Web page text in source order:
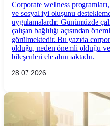
Corporate wellness
ve sosyal iyi oluşunu
uygulamalardır. Günümüzde
çalışan bağlılığı açısından
görülmektedir. Bu yazıda
olduğu, neden önemli olduğu ve
bileşenleri ele alınmaktadır.
28.07.2026